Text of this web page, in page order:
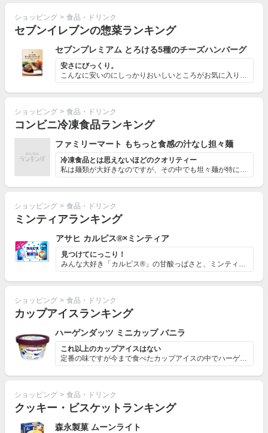
ショッピング > 食品・ドリンク
セブンイレブンの惣菜ランキング
セブンプレミアム とろける5種のチーズハンバーグ
安さにびっくり。
こんなに安いのにしっかりおいしいところがお気に入りです...
ショッピング > 食品・ドリンク
コンビニ冷凍食品ランキング
ファミリーマート もちっと食感の汁なし担々麺
冷凍食品とは思えないほどのクオリティー
私は麺類が大好きなのですが、その中でも坦々麺が特に好き...
ショッピング > 食品・ドリンク
ミンティアランキング
アサヒ カルピス®×ミンティア
見つけてにっこり！
みんな大好き「カルピス®」の甘酸っぱさと、ミンティアの...
ショッピング > 食品・ドリンク
カップアイスランキング
ハーゲンダッツ ミニカップ バニラ
これ以上のカップアイスはない
定番の味ですが今まで食べたカップアイスの中でハーゲンダ...
ショッピング > 食品・ドリンク
クッキー・ビスケットランキング
森永製菓 ムーンライト